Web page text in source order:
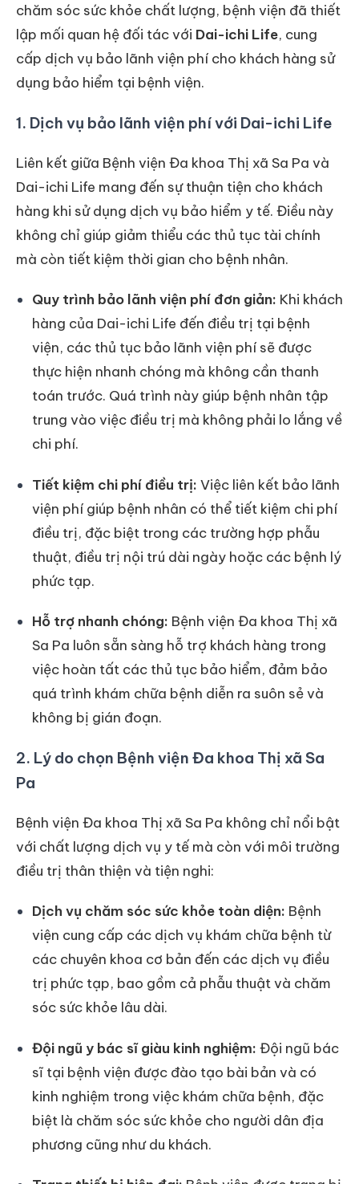
chăm sóc sức khỏe chất lượng, bệnh viện đã thiết
lập mối quan hệ đối tác với Dai-ichi Life, cung
cấp dịch vụ bảo lãnh viện phí cho khách hàng sử
dụng bảo hiểm tại bệnh viện.
1. Dịch vụ bảo lãnh viện phí với Dai-ichi Life
Liên kết giữa Bệnh viện Đa khoa Thị xã Sa Pa và
Dai-ichi Life mang đến sự thuận tiện cho khách
hàng khi sử dụng dịch vụ bảo hiểm y tế. Điều này
không chỉ giúp giảm thiểu các thủ tục tài chính
mà còn tiết kiệm thời gian cho bệnh nhân.
Quy trình bảo lãnh viện phí đơn giản: Khi khách
hàng của Dai-ichi Life đến điều trị tại bệnh
viện, các thủ tục bảo lãnh viện phí sẽ được
thực hiện nhanh chóng mà không cần thanh
toán trước. Quá trình này giúp bệnh nhân tập
trung vào việc điều trị mà không phải lo lắng về
chi phí.
Tiết kiệm chi phí điều trị: Việc liên kết bảo lãnh
viện phí giúp bệnh nhân có thể tiết kiệm chi phí
điều trị, đặc biệt trong các trường hợp phẫu
thuật, điều trị nội trú dài ngày hoặc các bệnh lý
phức tạp.
Hỗ trợ nhanh chóng: Bệnh viện Đa khoa Thị xã
Sa Pa luôn sẵn sàng hỗ trợ khách hàng trong
việc hoàn tất các thủ tục bảo hiểm, đảm bảo
quá trình khám chữa bệnh diễn ra suôn sẻ và
không bị gián đoạn.
2. Lý do chọn Bệnh viện Đa khoa Thị xã Sa
Pa
Bệnh viện Đa khoa Thị xã Sa Pa không chỉ nổi bật
với chất lượng dịch vụ y tế mà còn với môi trường
điều trị thân thiện và tiện nghi:
Dịch vụ chăm sóc sức khỏe toàn diện: Bệnh
viện cung cấp các dịch vụ khám chữa bệnh từ
các chuyên khoa cơ bản đến các dịch vụ điều
trị phức tạp, bao gồm cả phẫu thuật và chăm
sóc sức khỏe lâu dài.
Đội ngũ y bác sĩ giàu kinh nghiệm: Đội ngũ bác
sĩ tại bệnh viện được đào tạo bài bản và có
kinh nghiệm trong việc khám chữa bệnh, đặc
biệt là chăm sóc sức khỏe cho người dân địa
phương cũng như du khách.